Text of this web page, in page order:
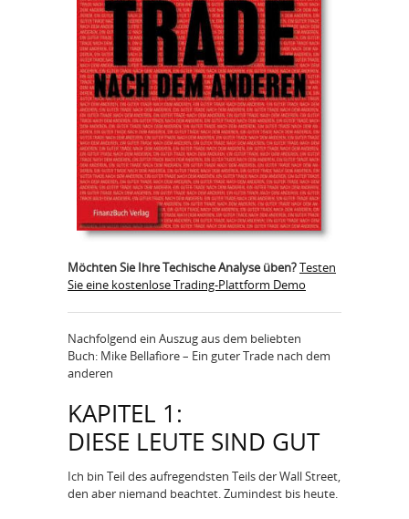
Möchten Sie Ihre Techische Analyse üben?Testen
Sie eine kostenlose Trading-Plattform Demo
Nachfolgend ein Auszug aus dem beliebten
Buch: Mike Bellafiore – Ein guter Trade nach dem
anderen
KAPITEL 1:
DIESE LEUTE SIND GUT
Ich bin Teil des aufregendsten Teils der Wall Street,
den aber niemand beachtet. Zumindest bis heute.